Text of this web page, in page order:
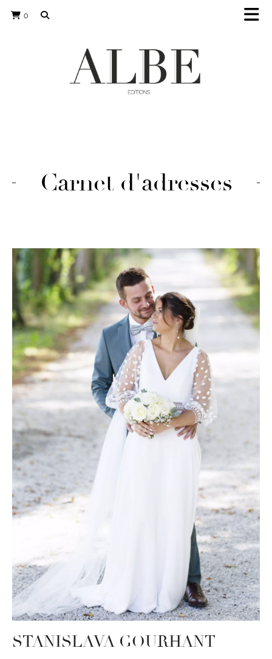
0
Carnet d'adresses
STANISLAVA GOURHANT